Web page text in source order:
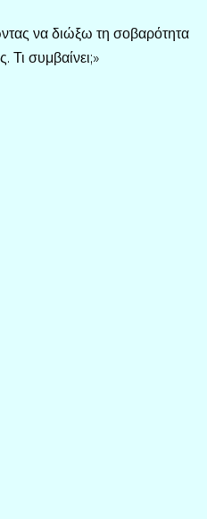
να διώξω τη σοβαρότητα
Τι συμβαίνει;»